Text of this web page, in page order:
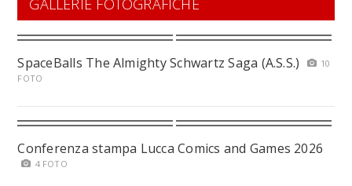
GALLERIE FOTOGRAFICHE
SpaceBalls The Almighty Schwartz Saga (A.S.S.)
10
FOTO
Conferenza stampa Lucca Comics and Games 2026
4 FOTO